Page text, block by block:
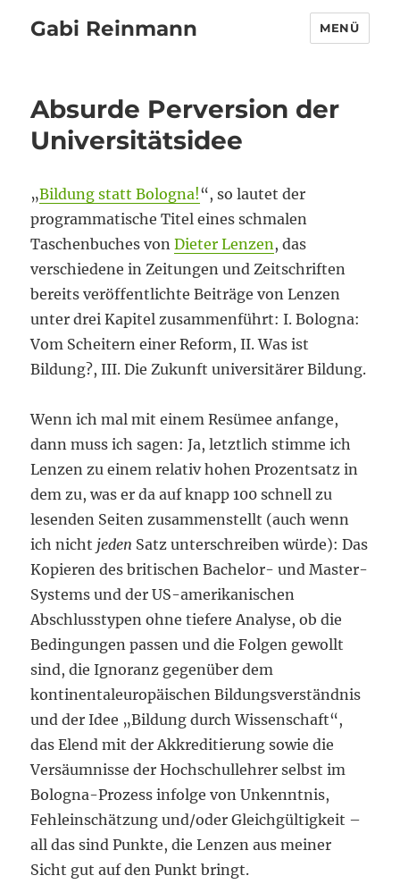
Gabi Reinmann MENÜ
Absurde Perversion der
Universitätsidee
„Bildung statt Bologna!“, so lautet der
programmatische Titel eines schmalen
Taschenbuches vonDieter Lenzen, das
verschiedene in Zeitungen und Zeitschriften
bereits veröffentlichte Beiträge von Lenzen
unter drei Kapitel zusammenführt: I. Bologna:
Vom Scheitern einer Reform, II. Was ist
Bildung?, III. Die Zukunft universitärer Bildung.
Wenn ich mal mit einem Resümee anfange,
dann muss ich sagen: Ja, letztlich stimme ich
Lenzen zu einem relativ hohen Prozentsatz in
dem zu, was er da auf knapp 100 schnell zu
lesenden Seiten zusammenstellt (auch wenn
ich nicht jeden Satz unterschreiben würde): Das
Kopieren des britischen Bachelor- und Master-
Systems und der US-amerikanischen
Abschlusstypen ohne tiefere Analyse, ob die
Bedingungen passen und die Folgen gewollt
sind, die Ignoranz gegenüber dem
kontinentaleuropäischen Bildungsverständnis
und der Idee „Bildung durch Wissenschaft“,
das Elend mit der Akkreditierung sowie die
Versäumnisse der Hochschullehrer selbst im
Bologna-Prozess infolge von Unkenntnis,
Fehleinschätzung und/oder Gleichgültigkeit –
all das sind Punkte, die Lenzen aus meiner
Sicht gut auf den Punkt bringt.